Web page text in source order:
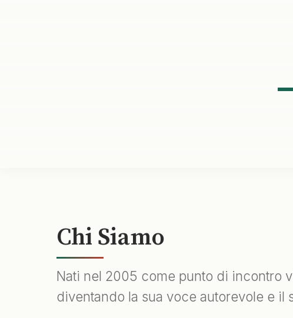
Chi Siamo
Nati nel 2005 come punto di incontro
diventando la sua voce autorevole e